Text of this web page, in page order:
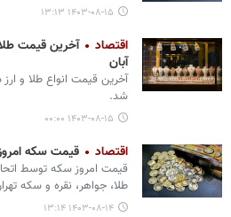
۱۴۰۳-۰۸-۱۵ ۱۳:۱۳
اقتصاد
آبان
آخرین قیمت انواع طلا و
شد.
۱۴۰۳-۰۸-۱۵ ۰۰:۰۰
اقتصاد قیمت سکه امروز
قیمت امروز سکه توسط
طلا، جواهر، نقره و سکه
۱۴۰۳-۰۸-۱۴ ۱۳:۱۴